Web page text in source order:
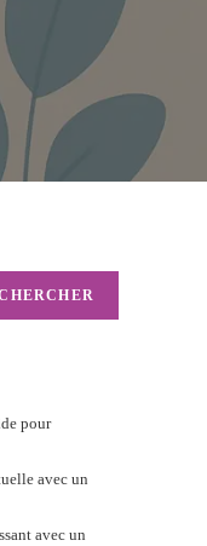
pour
avec un
avec un